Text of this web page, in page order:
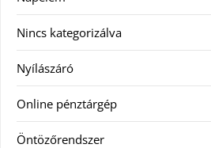
Nincs kategorizálva
Nyílászáró
Online pénztárgép
Öntözőrendszer